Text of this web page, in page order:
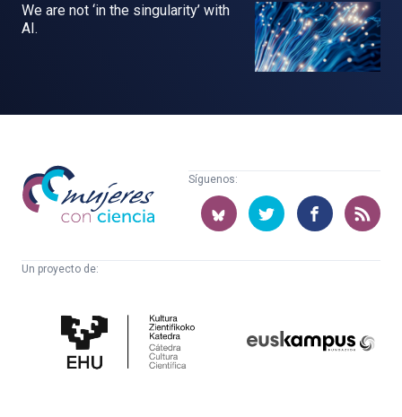
We are not ‘in the singularity’ with
AI.
Mujeres
con
ciencia
Síguenos:
Un proyecto de:
Cultura
Científica